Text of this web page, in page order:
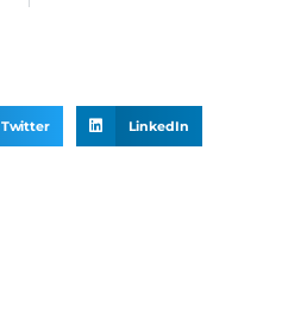
Twitter LinkedIn